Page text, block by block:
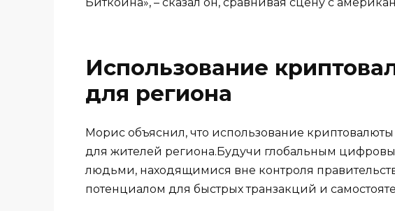
Биткоина», – сказал он, сравнивая сцену с
Использование
для региона
Морис объяснил, что использование
для жителей региона.Будучи глобальным
людьми, находящимися вне контроля
потенциалом для быстрых транзакций и